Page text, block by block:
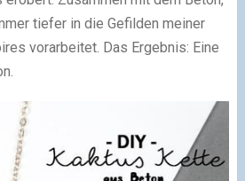
tiefer in die Gefilden meiner
vorarbeitet. Das Ergebnis: Eine